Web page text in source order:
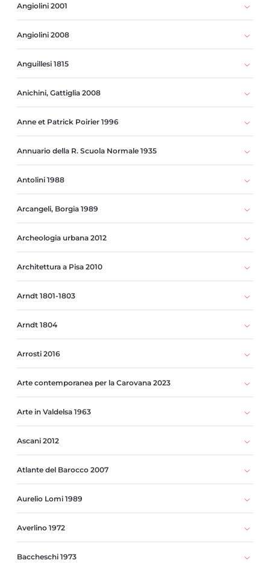
Angiolini 2001
Angiolini 2008
Anguillesi 1815
Anichini, Gattiglia 2008
Anne et Patrick Poirier 1996
Annuario della R. Scuola Normale 1935
Antolini 1988
Arcangeli, Borgia 1989
Archeologia urbana 2012
Architettura a Pisa 2010
Arndt 1801-1803
Arndt 1804
Arrosti 2016
Arte contemporanea per la Carovana 2023
Arte in Valdelsa 1963
Ascani 2012
Atlante del Barocco 2007
Aurelio Lomi 1989
Averlino 1972
Baccheschi 1973